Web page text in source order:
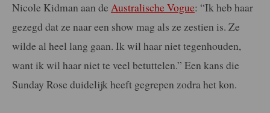
Nicole Kidman aan de Australische Vogue: “Ik heb haar
gezegd dat ze naar een show mag als ze zestien is. Ze
wilde al heel lang gaan. Ik wil haar niet tegenhouden,
want ik wil haar niet te veel betuttelen.” Een kans die
Sunday Rose duidelijk heeft gegrepen zodra het kon.